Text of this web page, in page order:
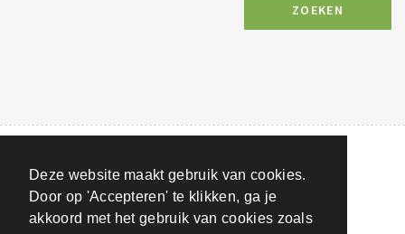
Deze website maakt gebruik van cookies.
Door op 'Accepteren' te klikken, ga je
akkoord met het gebruik van cookies zoals
ZOEKEN